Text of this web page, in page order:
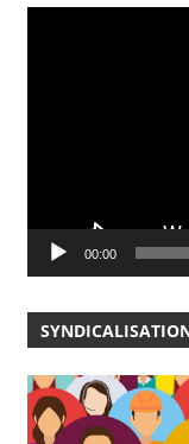
00:00